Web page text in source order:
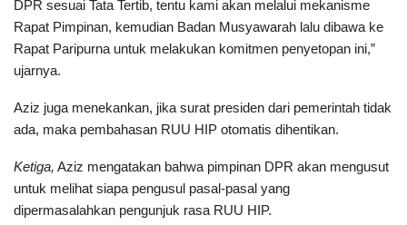
DPR sesuai Tata Tertib, tentu kami akan melalui mekanisme
Rapat Pimpinan, kemudian Badan Musyawarah lalu dibawa ke
Rapat Paripurna untuk melakukan komitmen penyetopan ini,”
ujarnya.
Aziz juga menekankan, jika surat presiden dari pemerintah tidak
ada, maka pembahasan RUU HIP otomatis dihentikan.
Ketiga, Aziz mengatakan bahwa pimpinan DPR akan mengusut
untuk melihat siapa pengusul pasal-pasal yang
dipermasalahkan pengunjuk rasa RUU HIP.